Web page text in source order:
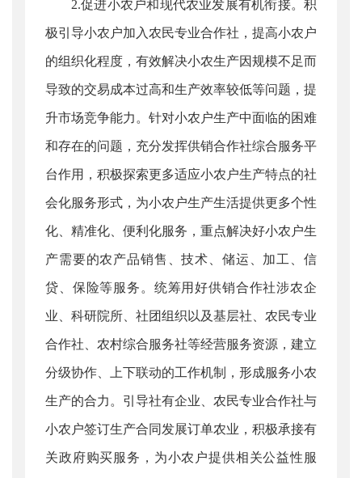
2.促进小农户和现代农业发展有机衔接。积
极引导小农户加入农民专业合作社，提高小农户
的组织化程度，有效解决小农生产因规模不足而
导致的交易成本过高和生产效率较低等问题，提
升市场竞争能力。针对小农户生产中面临的困难
和存在的问题，充分发挥供销合作社综合服务平
台作用，积极探索更多适应小农户生产特点的社
会化服务形式，为小农户生产生活提供更多个性
化、精准化、便利化服务，重点解决好小农户生
产需要的农产品销售、技术、储运、加工、信
贷、保险等服务。统筹用好供销合作社涉农企
业、科研院所、社团组织以及基层社、农民专业
合作社、农村综合服务社等经营服务资源，建立
分级协作、上下联动的工作机制，形成服务小农
生产的合力。引导社有企业、农民专业合作社与
小农户签订生产合同发展订单农业，积极承接有
关政府购买服务，为小农户提供相关公益性服